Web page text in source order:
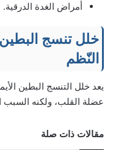
أمراض الغدة الدرقية.
خلل تنسج
النّظم
يعد خلل التنسج البطين
عضلة القلب، ولكنه السبب
مقالات ذات صلة